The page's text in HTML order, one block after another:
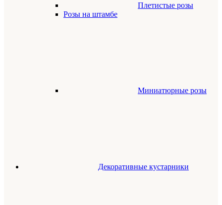
Плетистые розы
Розы на штамбе
Миниатюрные розы
Декоративные кустарники